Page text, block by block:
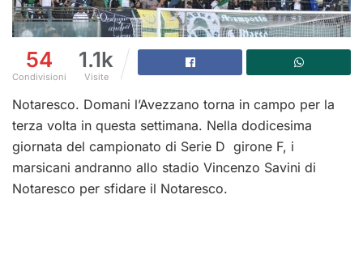
54
Condivisioni
1.1k
Visite
Notaresco. Domani l’Avezzano torna in campo per la
terza volta in questa settimana. Nella dodicesima
giornata del campionato di Serie D girone F, i
marsicani andranno allo stadio Vincenzo Savini di
Notaresco per sfidare il Notaresco.